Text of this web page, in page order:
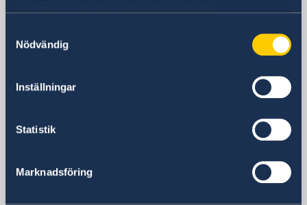
Nödvändig
Inställningar
Statistik
Marknadsföring
Telefonnummer
Allmänna förfrågningar
E-postadress
ambassaden.tel-aviv@gov.se
Visum- och migrationsfrågor